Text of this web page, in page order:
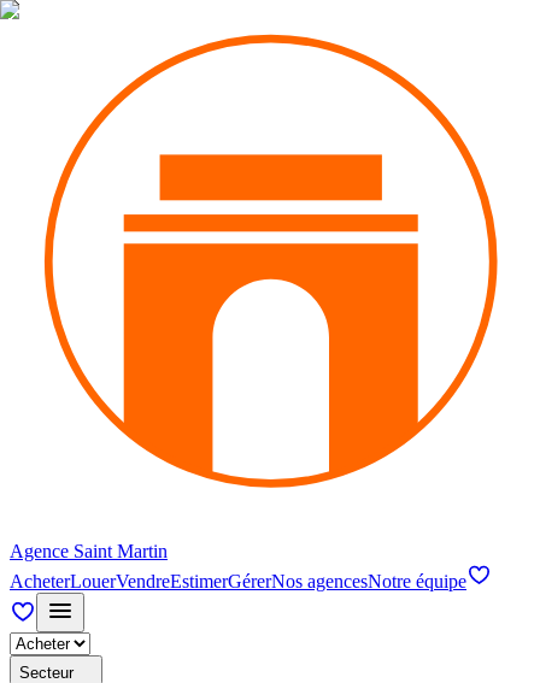
Agence Saint Martin
AcheterLouerVendreEstimerGérerNos agencesNotre équipe
Secteur